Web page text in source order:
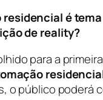
é
de reality?
para a
o público poderá